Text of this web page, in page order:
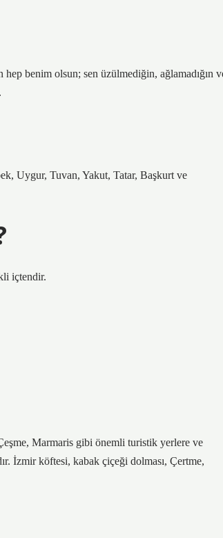
benim olsun; sen üzülmediğin, ağlamadığın
Uygur, Tuvan, Yakut, Tatar, Başkurt ve
içtendir.
Marmaris gibi önemli turistik yerlere ve
İzmir köftesi, kabak çiçeği dolması, Çertme,